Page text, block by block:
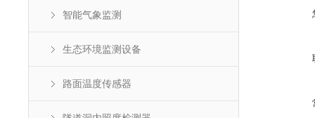
智能气象监测
生态环境监测设备
路面温度传感器